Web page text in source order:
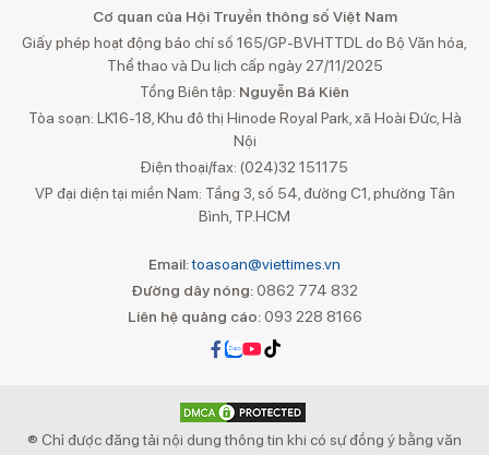
Cơ quan của Hội Truyền thông số Việt Nam
Giấy phép hoạt động báo chí số 165/GP-BVHTTDL do Bộ Văn hóa,
Thể thao và Du lịch cấp ngày 27/11/2025
Tổng Biên tập: Nguyễn Bá Kiên
Tòa soạn: LK16-18, Khu đô thị Hinode Royal Park, xã Hoài Đức, Hà
Nội
Điện thoại/fax: (024)32 151175
VP đại diện tại miền Nam: Tầng 3, số 54, đường C1, phường Tân
Bình, TP.HCM
Email:toasoan@viettimes.vn
Đường dây nóng: 0862 774 832
Liên hệ quảng cáo:093 228 8166
® Chỉ được đăng tải nội dung thông tin khi có sự đồng ý bằng văn